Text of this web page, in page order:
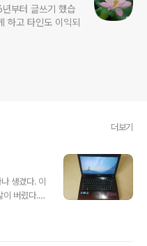
부터 글쓰기 했습
하고 타인도 이익되
더보기
생겼다. 이
이 버렸다.
검색하다